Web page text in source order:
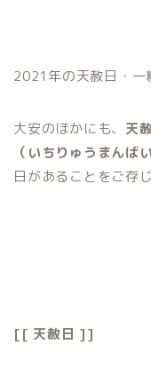
2021年の天赦日・一
大安のほかにも、 天
（いちりゅうまんば
日があることをご存
[[ 天赦日 ]]